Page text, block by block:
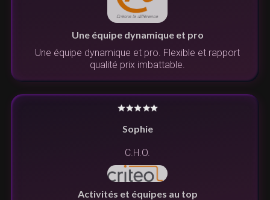
Une équipe dynamique et pro
Une équipe dynamique et pro. Flexible et rapport
qualité prix imbattable.
Sophie
C.H.O.
Activités et équipes au top